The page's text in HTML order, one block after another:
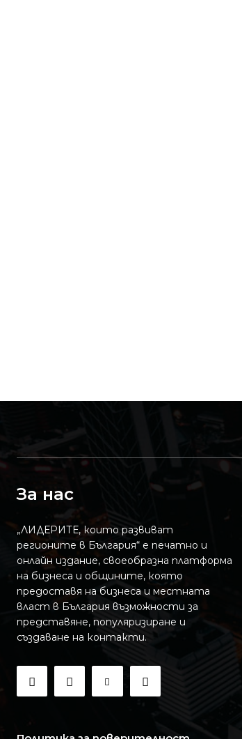
За нас
„ЛИДЕРИТЕ, които развиват
регионите в България“ е печатно и
онлайн издание, своеобразна платформа
на бизнеса и общините, която
предоставя на бизнесa и местната
власт в България възможности за
представяне, популяризиране и
създаване на контакти.